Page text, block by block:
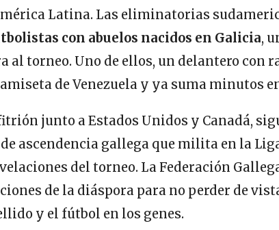
Latina. Las eliminatorias
con abuelos nacidos en Galicia,
al torneo. Uno de ellos, un delantero con
de Venezuela y ya suma minutos
junto a Estados Unidos y Canadá,
ascendencia gallega que milita en la
del torneo. La Federación
de la diáspora para no perder de
y el fútbol en los genes.